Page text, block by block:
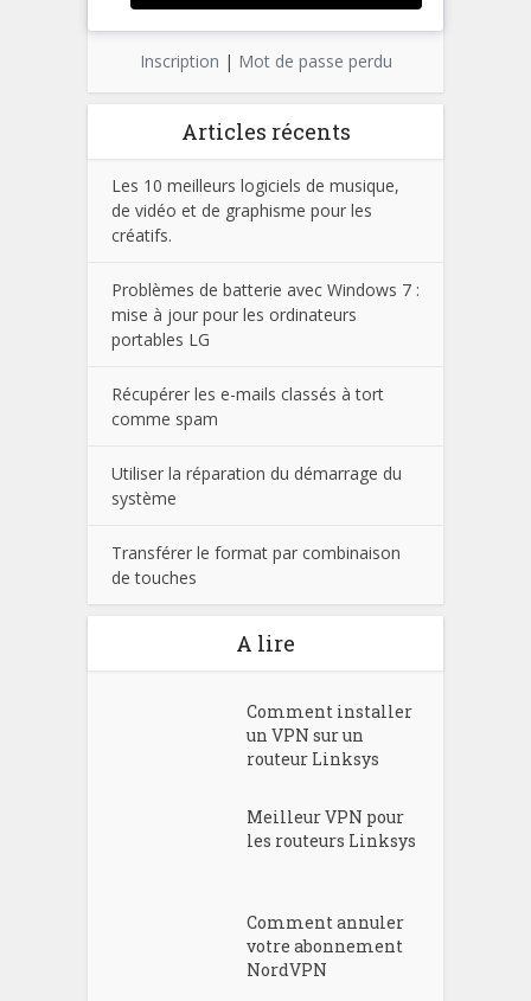
Inscription | Mot de passe perdu
Articles récents
Les 10 meilleurs logiciels de musique,
de vidéo et de graphisme pour les
créatifs.
Problèmes de batterie avec Windows 7 :
mise à jour pour les ordinateurs
portables LG
Récupérer les e-mails classés à tort
comme spam
Utiliser la réparation du démarrage du
système
Transférer le format par combinaison
de touches
A lire
Comment installer
un VPN sur un
routeur Linksys
Meilleur VPN pour
les routeurs Linksys
Comment annuler
votre abonnement
NordVPN